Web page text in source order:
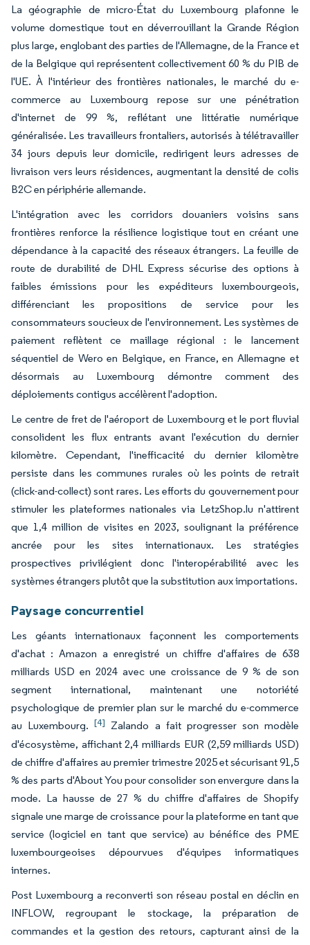
La géographie de micro-État du Luxembourg plafonne le
volume domestique tout en déverrouillant la Grande Région
plus large, englobant des parties de l'Allemagne, de la France et
de la Belgique qui représentent collectivement 60 % du PIB de
l'UE. À l'intérieur des frontières nationales, le marché du e-
commerce au Luxembourg repose sur une pénétration
d'internet de 99 %, reflétant une littératie numérique
généralisée. Les travailleurs frontaliers, autorisés à télétravailler
34 jours depuis leur domicile, redirigent leurs adresses de
livraison vers leurs résidences, augmentant la densité de colis
B2C en périphérie allemande.
L'intégration avec les corridors douaniers voisins sans
frontières renforce la résilience logistique tout en créant une
dépendance à la capacité des réseaux étrangers. La feuille de
route de durabilité de DHL Express sécurise des options à
faibles émissions pour les expéditeurs luxembourgeois,
différenciant les propositions de service pour les
consommateurs soucieux de l'environnement. Les systèmes de
paiement reflètent ce maillage régional : le lancement
séquentiel de Wero en Belgique, en France, en Allemagne et
désormais au Luxembourg démontre comment des
déploiements contigus accélèrent l'adoption.
Le centre de fret de l'aéroport de Luxembourg et le port fluvial
consolident les flux entrants avant l'exécution du dernier
kilomètre. Cependant, l'inefficacité du dernier kilomètre
persiste dans les communes rurales où les points de retrait
(click-and-collect) sont rares. Les efforts du gouvernement pour
stimuler les plateformes nationales via LetzShop.lu n'attirent
que 1,4 million de visites en 2023, soulignant la préférence
ancrée pour les sites internationaux. Les stratégies
prospectives privilégient donc l'interopérabilité avec les
systèmes étrangers plutôt que la substitution aux importations.
Paysage concurrentiel
Les géants internationaux façonnent les comportements
d'achat : Amazon a enregistré un chiffre d'affaires de 638
milliards USD en 2024 avec une croissance de 9 % de son
segment international, maintenant une notoriété
psychologique de premier plan sur le marché du e-commerce
au Luxembourg.[4] Zalando a fait progresser son modèle
d'écosystème, affichant 2,4 milliards EUR (2,59 milliards USD)
de chiffre d'affaires au premier trimestre 2025 et sécurisant 91,5
% des parts d'About You pour consolider son envergure dans la
mode. La hausse de 27 % du chiffre d'affaires de Shopify
signale une marge de croissance pour la plateforme en tant que
service (logiciel en tant que service) au bénéfice des PME
luxembourgeoises dépourvues d'équipes informatiques
internes.
Post Luxembourg a reconverti son réseau postal en déclin en
INFLOW, regroupant le stockage, la préparation de
commandes et la gestion des retours, capturant ainsi de la